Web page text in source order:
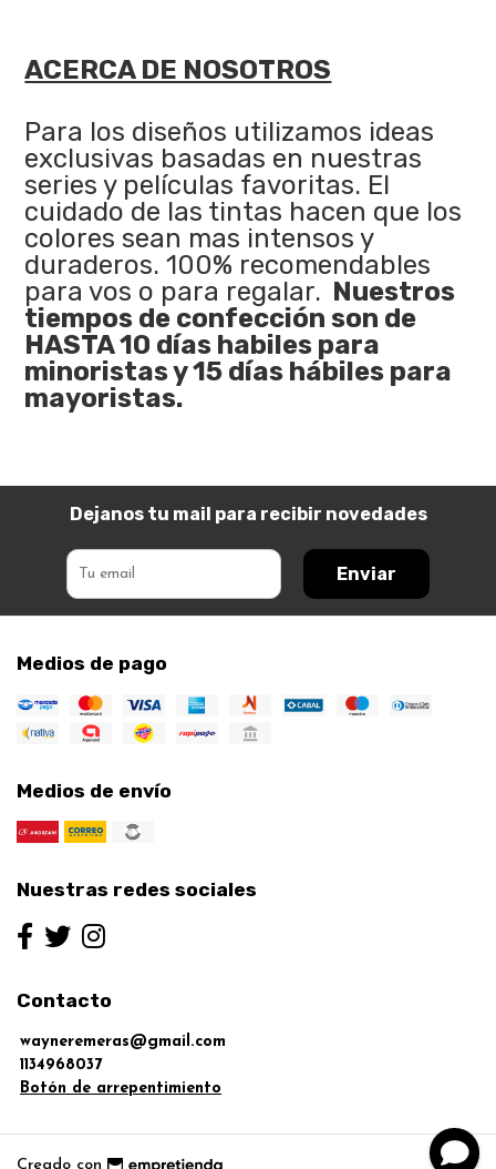
ACERCA DE NOSOTROS
Para los diseños utilizamos ideas
exclusivas basadas en nuestras
series y películas favoritas. El
cuidado de las tintas hacen que los
colores sean mas intensos y
duraderos. 100% recomendables
para vos o para regalar. Nuestros
tiempos de confección son de
HASTA 10 días habiles para
minoristas y 15 días hábiles para
mayoristas.
Dejanos tu mail para recibir novedades
Enviar
Medios de pago
Medios de envío
Nuestras redes sociales
Contacto
wayneremeras@gmail.com
1134968037
Botón de arrepentimiento
Creado con